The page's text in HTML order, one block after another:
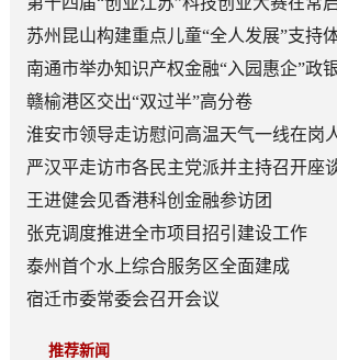
苏州昆山构建重点儿童“全人发展”支持
南通市举办知识产权金融“入园惠企”政
赣榆港区交出“双过半”高分卷
淮安市领导走访慰问高温天气一线在岗
严汉平走访市各民主党派并主持召开座
王进健会见香港科创金融参访团
张克调度推进全市项目招引建设工作
泰州首个水上综合服务区全面建成
宿迁市委常委会召开会议
推荐新闻